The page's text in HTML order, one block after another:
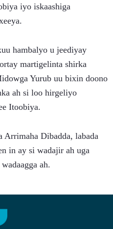
iyo iskaashiga
hambalyo u jeediyay
martigelinta shirka
Yurub uu bixin doono
ah si loo hirgeliyo
Itoobiya.
Arrimaha Dibadda, labada
in ay si wadajir ah uga
ah.